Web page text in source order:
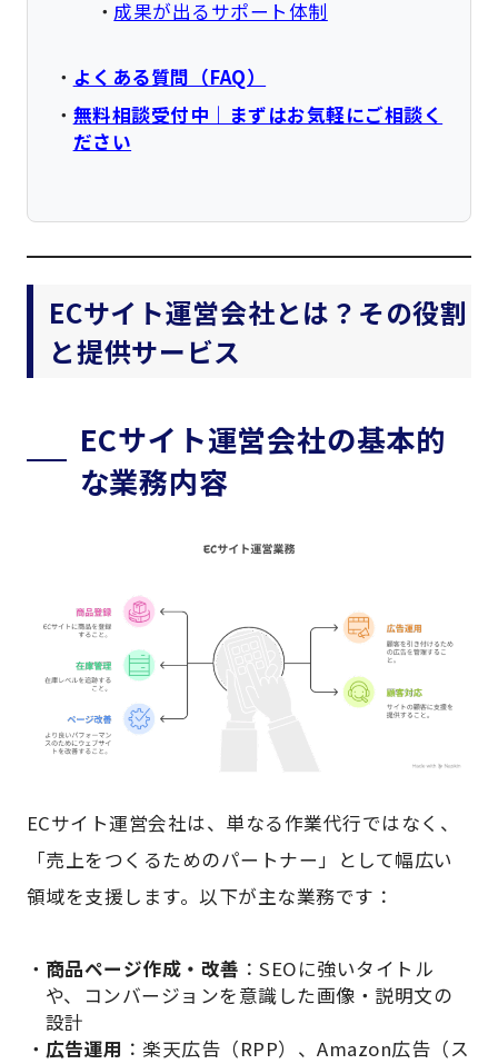
成果が出るサポート体制
よくある質問（FAQ）
無料相談受付中｜まずはお気軽にご相談く
ださい
ECサイト運営会社とは？その役割
と提供サービス
ECサイト運営会社の基本的
な業務内容
ECサイト運営会社は、単なる作業代行ではなく、
「売上をつくるためのパートナー」として幅広い
領域を支援します。以下が主な業務です：
商品ページ作成・改善 ：SEOに強いタイトル
や、コンバージョンを意識した画像・説明文の
設計
広告運用 ：楽天広告（RPP）、Amazon広告（ス